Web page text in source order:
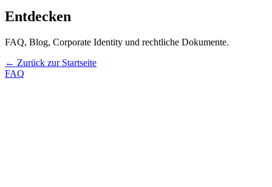
Entdecken
FAQ, Blog, Corporate Identity und rechtliche Dokumente.
← Zurück zur Startseite
FAQ